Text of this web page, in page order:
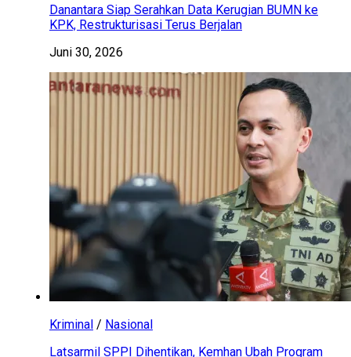
Danantara Siap Serahkan Data Kerugian BUMN ke
KPK, Restrukturisasi Terus Berjalan
Juni 30, 2026
Kriminal / Nasional
Latsarmil SPPI Dihentikan, Kemhan Ubah Program